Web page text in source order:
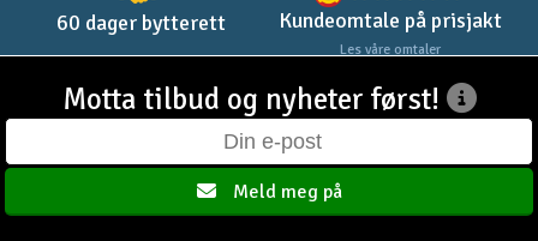
60 dager bytterett Kundeomtale på prisjakt
Les våre omtaler
Motta tilbud og nyheter først!
Meld meg på